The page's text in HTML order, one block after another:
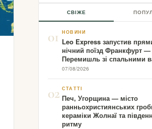
СВІЖЕ
01 НОВИНИ
Leo Express запустив
нічний поїзд Франкфурт —
Перемишль зі спальними
07/08/2026
02 СТАТТІ
Печ, Угорщина — місто
ранньохристиянських
кераміки Жолнаї та
ритму